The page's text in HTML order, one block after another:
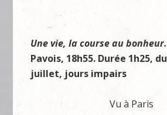
Une vie, la course au bonheur.
Pavois, 18h55. Durée 1h25, du
juillet, jours impairs
Vu à Paris